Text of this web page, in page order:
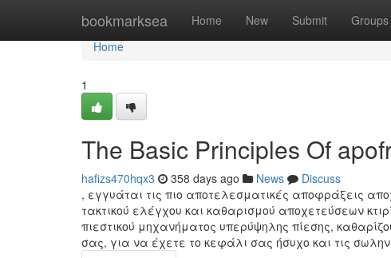
bookmarksea Home New Submit Groups
Home
Home
1
The Basic Principles Of
hafizs470hqx3 358 days ago News
Discuss
, εγγυάται τις πιο αποτελεσματικές αποφράξεις
τακτικού ελέγχου και καθαρισμού αποχετεύσεων
πιεστικού μηχανήματος υπερύψηλης πίεσης,
σας, για να έχετε το κεφάλι σας ήσυχο και τις